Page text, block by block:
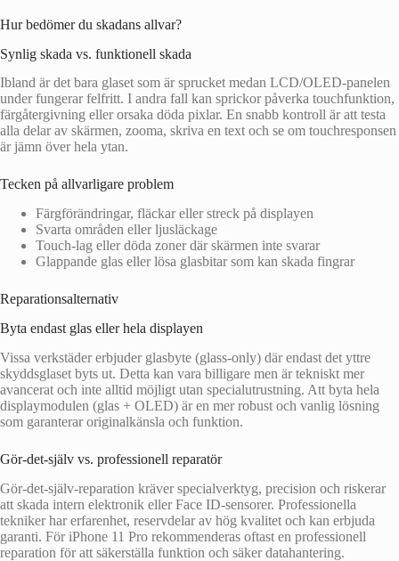
Hur bedömer du skadans allvar?
Synlig skada vs. funktionell skada
Ibland är det bara glaset som är sprucket medan LCD/OLED-panelen
under fungerar felfritt. I andra fall kan sprickor påverka touchfunktion,
färgåtergivning eller orsaka döda pixlar. En snabb kontroll är att testa
alla delar av skärmen, zooma, skriva en text och se om touchresponsen
är jämn över hela ytan.
Tecken på allvarligare problem
Färgförändringar, fläckar eller streck på displayen
Svarta områden eller ljusläckage
Touch-lag eller döda zoner där skärmen inte svarar
Glappande glas eller lösa glasbitar som kan skada fingrar
Reparationsalternativ
Byta endast glas eller hela displayen
Vissa verkstäder erbjuder glasbyte (glass-only) där endast det yttre
skyddsglaset byts ut. Detta kan vara billigare men är tekniskt mer
avancerat och inte alltid möjligt utan specialutrustning. Att byta hela
displaymodulen (glas + OLED) är en mer robust och vanlig lösning
som garanterar originalkänsla och funktion.
Gör-det-själv vs. professionell reparatör
Gör-det-själv-reparation kräver specialverktyg, precision och riskerar
att skada intern elektronik eller Face ID-sensorer. Professionella
tekniker har erfarenhet, reservdelar av hög kvalitet och kan erbjuda
garanti. För iPhone 11 Pro rekommenderas oftast en professionell
reparation för att säkerställa funktion och säker datahantering.